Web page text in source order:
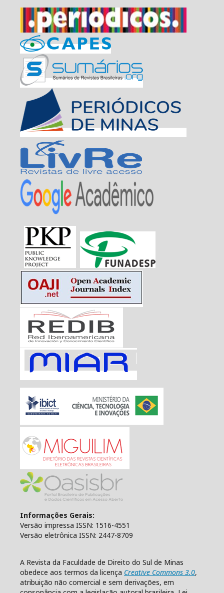
Informações Gerais:
Versão impressa ISSN: 1516-4551
Versão eletrônica ISSN: 2447-8709
A Revista da Faculdade de Direito do Sul de Minas
obedece aos termos da licença Creative Commons 3.0,
atribuição não comercial e sem derivações, em